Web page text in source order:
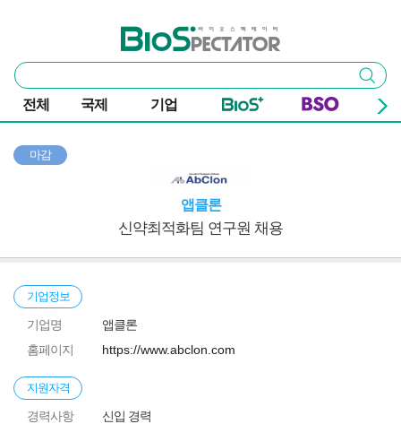
바이오스펙테이터
통
합
검
색
검색
전체 국제 기업
마감
앱클론
신약최적화팀 연구원 채용
기업정보
기업명
앱클론
홈페이지
https://www.abclon.com
지원자격
경력사항
신입 경력